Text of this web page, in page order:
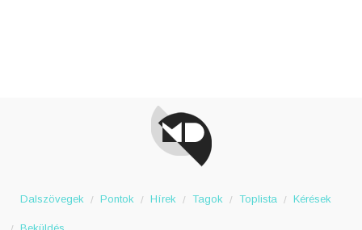
Dalszövegek Pontok Hírek Tagok Toplista Kérések